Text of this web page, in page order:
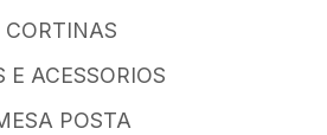
CORTINAS
E ACESSORIOS
POSTA